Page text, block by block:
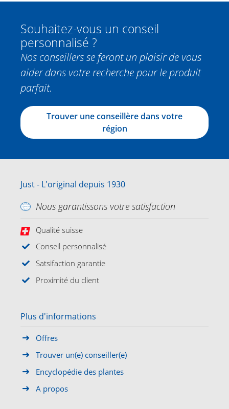
Souhaitez-vous un conseil
personnalisé ?
Nos conseillers se feront un plaisir de vous
aider dans votre recherche pour le produit
parfait.
Trouver une conseillère dans votre
région
Just - L'original depuis 1930
Nous garantissons votre satisfaction
Qualité suisse
Conseil personnalisé
Satsifaction garantie
Proximité du client
Plus d'informations
Offres
Trouver un(e) conseiller(e)
Encyclopédie des plantes
A propos